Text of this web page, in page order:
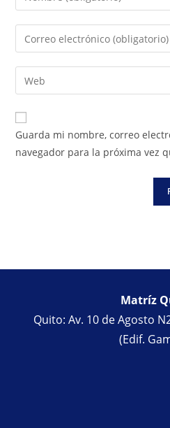
Guarda mi nombre, correo
navegador para la próxima vez
Matríz
Quito: Av. 10 de Agosto
(Edif.